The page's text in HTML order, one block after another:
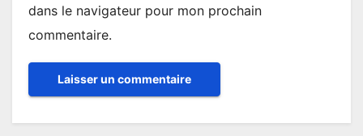
dans le navigateur pour mon prochain
commentaire.